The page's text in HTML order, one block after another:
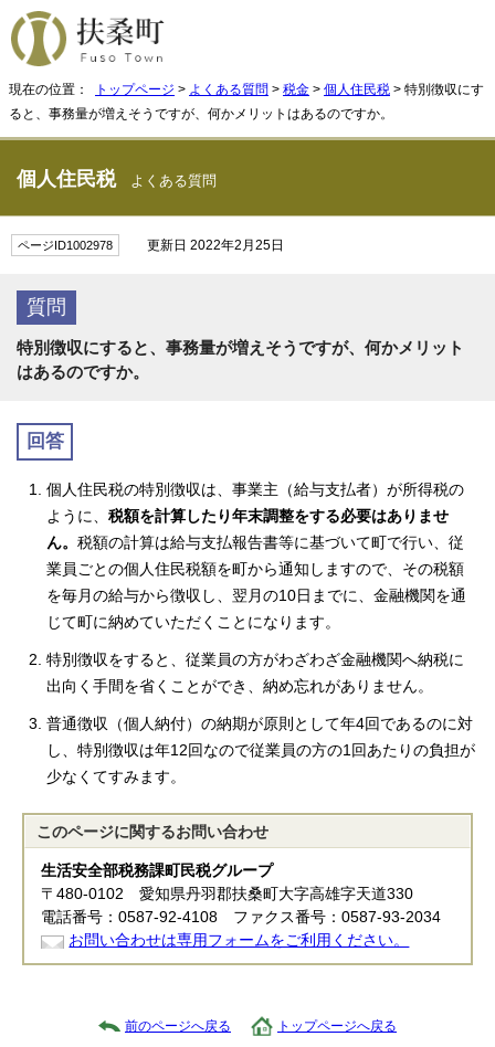
現在の位置： トップページ > よくある質問 > 税金 > 個人住民税 > 特別徴収にす
ると、事務量が増えそうですが、何かメリットはあるのですか。
個人住民税よくある質問
ページID1002978 更新日 2022年2月25日
質問
特別徴収にすると、事務量が増えそうですが、何かメリット
はあるのですか。
回答
個人住民税の特別徴収は、事業主（給与支払者）が所得税の
ように、 税額を計算したり年末調整をする必要はありませ
ん。 税額の計算は給与支払報告書等に基づいて町で行い、従
業員ごとの個人住民税額を町から通知しますので、その税額
を毎月の給与から徴収し、翌月の10日までに、金融機関を通
じて町に納めていただくことになります。
特別徴収をすると、従業員の方がわざわざ金融機関へ納税に
出向く手間を省くことができ、納め忘れがありません。
普通徴収（個人納付）の納期が原則として年4回であるのに対
し、特別徴収は年12回なので従業員の方の1回あたりの負担が
少なくてすみます。
このページに関するお問い合わせ
生活安全部税務課町民税グループ
〒480-0102 愛知県丹羽郡扶桑町大字高雄字天道330
電話番号：0587-92-4108 ファクス番号：0587-93-2034
お問い合わせは専用フォームをご利用ください。
前のページへ戻る トップページへ戻る